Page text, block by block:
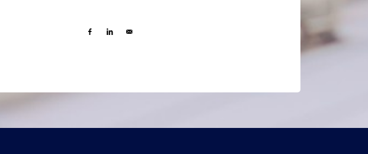
Share on Facebook
Share on Linkedin
Send by e-mail